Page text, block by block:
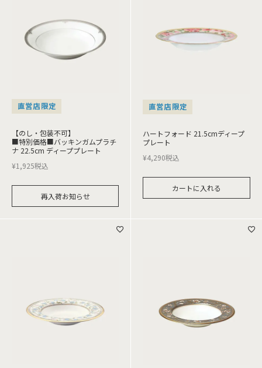
直営店限定
【のし・包装不可】
■特別価格■バッキンガムプラチ
ナ 22.5cm ディーププレート
¥1,925税込
再入荷お知らせ
直営店限定
ハートフォード 21.5cmディープ
プレート
¥4,290税込
カートに入れる